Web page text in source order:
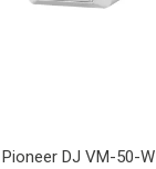
Pioneer DJ VM-50-W